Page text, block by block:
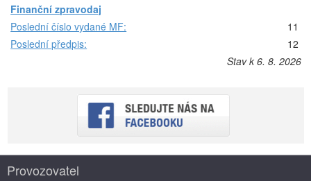
Finanční zpravodaj
Poslední číslo vydané MF:
11
Poslední předpis:
12
Stav k 6. 8. 2026
Provozovatel